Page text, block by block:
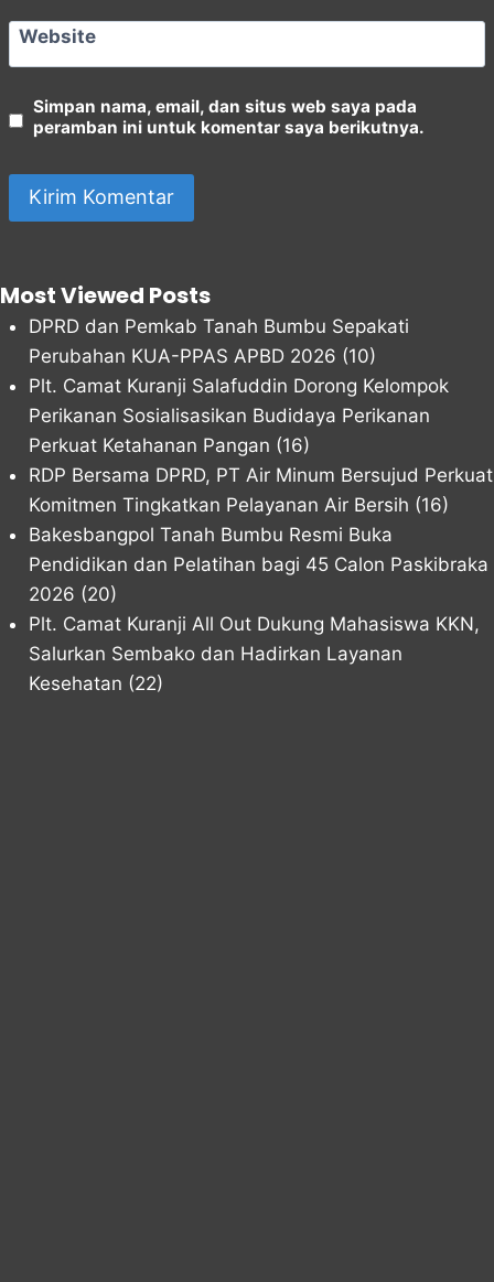
Website
Simpan nama, email, dan situs web saya pada
peramban ini untuk komentar saya berikutnya.
Most Viewed Posts
DPRD dan Pemkab Tanah Bumbu Sepakati
Perubahan KUA-PPAS APBD 2026 (10)
Plt. Camat Kuranji Salafuddin Dorong Kelompok
Perikanan Sosialisasikan Budidaya Perikanan
Perkuat Ketahanan Pangan (16)
RDP Bersama DPRD, PT Air Minum Bersujud Perkuat
Komitmen Tingkatkan Pelayanan Air Bersih (16)
Bakesbangpol Tanah Bumbu Resmi Buka
Pendidikan dan Pelatihan bagi 45 Calon Paskibraka
2026 (20)
Plt. Camat Kuranji All Out Dukung Mahasiswa KKN,
Salurkan Sembako dan Hadirkan Layanan
Kesehatan (22)